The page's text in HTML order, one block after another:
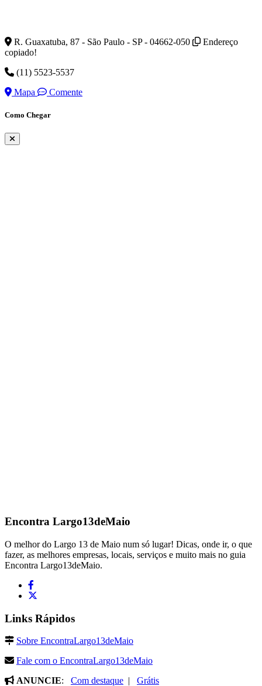
R. Guaxatuba, 87 - São Paulo - SP - 04662-050
Endereço
copiado!
(11) 5523-5537
Mapa
Comente
Como Chegar
Encontra Largo13deMaio
O melhor do Largo 13 de Maio num só lugar! Dicas, onde ir, o que
fazer, as melhores empresas, locais, serviços e muito mais no guia
Encontra Largo13deMaio.
Links Rápidos
Sobre EncontraLargo13deMaio
Fale com o EncontraLargo13deMaio
ANUNCIE: Com destaque | Grátis